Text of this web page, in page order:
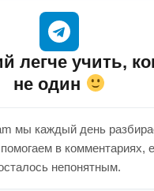
легче учить,
не один
мы каждый день
в комментариях,
непонятным.